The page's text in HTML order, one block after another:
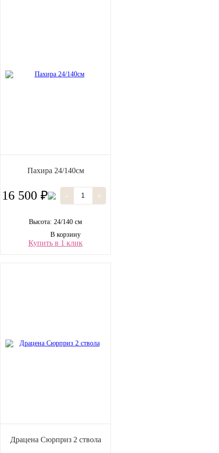
Пахира 24/140см
16 500 ₽ - +
Высота: 24/140 см
В корзину
Купить в 1 клик
Драцена Сюрприз 2 ствола